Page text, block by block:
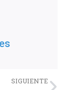
SIGUIENTE